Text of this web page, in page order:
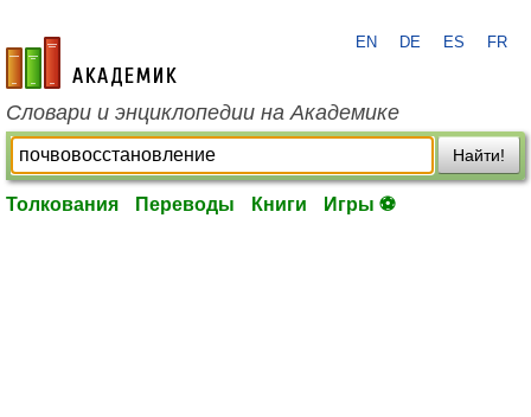
academic.ru
EN DE ES FR
Словари и энциклопедии на Академике
Найти!
Толкования Переводы Книги Игры ⚽